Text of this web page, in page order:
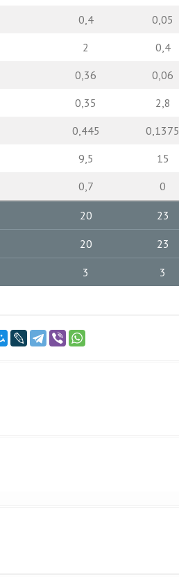
0,4 0,05
2 0,4
0,36 0,06
0,35 2,8
0,445 0,1375
9,5 15
0,7 0
20 23
20 23
3 3